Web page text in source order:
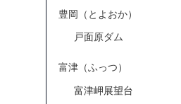
豊岡（とよおか）
戸面原ダム
富津（ふっつ）
富津岬展望台